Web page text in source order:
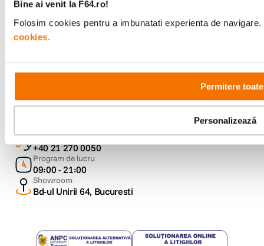
Bine ai venit la F64.ro!
Folosim cookies pentru a imbunatati experienta de
cookies.
Permitere toate
Personalizează
Urmareste-ne
Comenzi si suport
+40 21 270 0050
Program de lucru
09:00 - 21:00
Showroom
Bd-ul Unirii 64, Bucuresti